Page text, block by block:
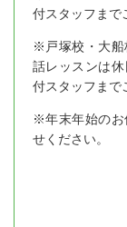
付スタッフまで
※戸塚校・大船
話レッスンは
付スタッフまで
※年末年始のお
せください。